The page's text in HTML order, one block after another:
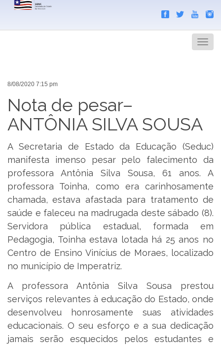
Menu
8/08/2020 7:15 pm
Nota de pesar–
ANTÔNIA SILVA SOUSA
A Secretaria de Estado da Educação (Seduc)
manifesta imenso pesar pelo falecimento da
professora Antônia Silva Sousa, 61 anos. A
professora Toinha, como era carinhosamente
chamada, estava afastada para tratamento de
saúde e faleceu na madrugada deste sábado (8).
Servidora pública estadual, formada em
Pedagogia, Toinha estava lotada há 25 anos no
Centro de Ensino Vinícius de Moraes, localizado
no município de Imperatriz.
A professora Antônia Silva Sousa prestou
serviços relevantes à educação do Estado, onde
desenvolveu honrosamente suas atividades
educacionais. O seu esforço e a sua dedicação
jamais serão esquecidos pelos estudantes e